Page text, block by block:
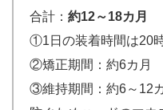
合計： 約12～18カ月
①1日の装着時間は20
②矯正期間：約6カ月
③維持期間：約6～12